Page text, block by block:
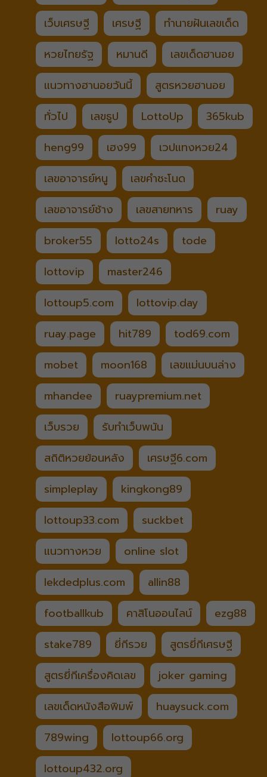
เว็บเศรษฐี
เศรษฐี
ทำนายฝันเลขเด็ด
หวยไทยรัฐ
หมานดี
เลขเด็ดฮานอย
แนวทางฮานอยวันนี้
สูตรหวยฮานอย
ทั่วไป
เลขธูป LottoUp
365kub
heng99
เฮง99
เวปแทงหวย24
เลขอาจารย์หนู
เลขคำชะโนด
เลขอาจารย์ช้าง
เลขสายทหาร
ruay
broker55
lotto24s
tode
lottovip
master246
lottoup5.com
lottovip.day
ruay.page
hit789
tod69.com
mobet
moon168
เลขแม่นบนล่าง
mhandee
ruaypremium.net
เว็บรวย
รับทำเว็บพนัน
สถิติหวยย้อนหลัง
เศรษฐี6.com
simpleplay
kingkong89
lottoup33.com
suckbet
แนวทางหวย
online slot
lekdedplus.com
allin88
footballkub
คาสิโนออนไลน์
ezg88
stake789
ยี่กีรวย
สูตรยี่กีเศรษฐี
สูตรยี่กีเครื่องคิดเลข
joker gaming
เลขเด็ดหนังสือพิมพ์
huaysuck.com
789wing
lottoup66.org
lottoup432.org